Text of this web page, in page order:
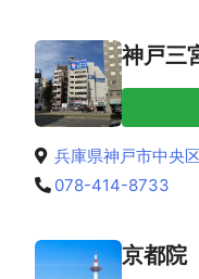
神戸三
兵庫県神戸市中央
078-414-8733
京都院